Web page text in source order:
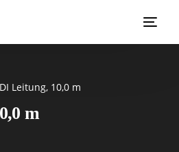
Leitung, 10,0 m
m